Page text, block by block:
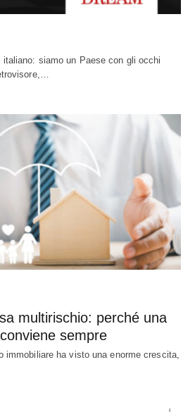
siamo un Paese con gli occhi
multirischio: perché una
sempre
immobiliare ha visto una enorme crescita,